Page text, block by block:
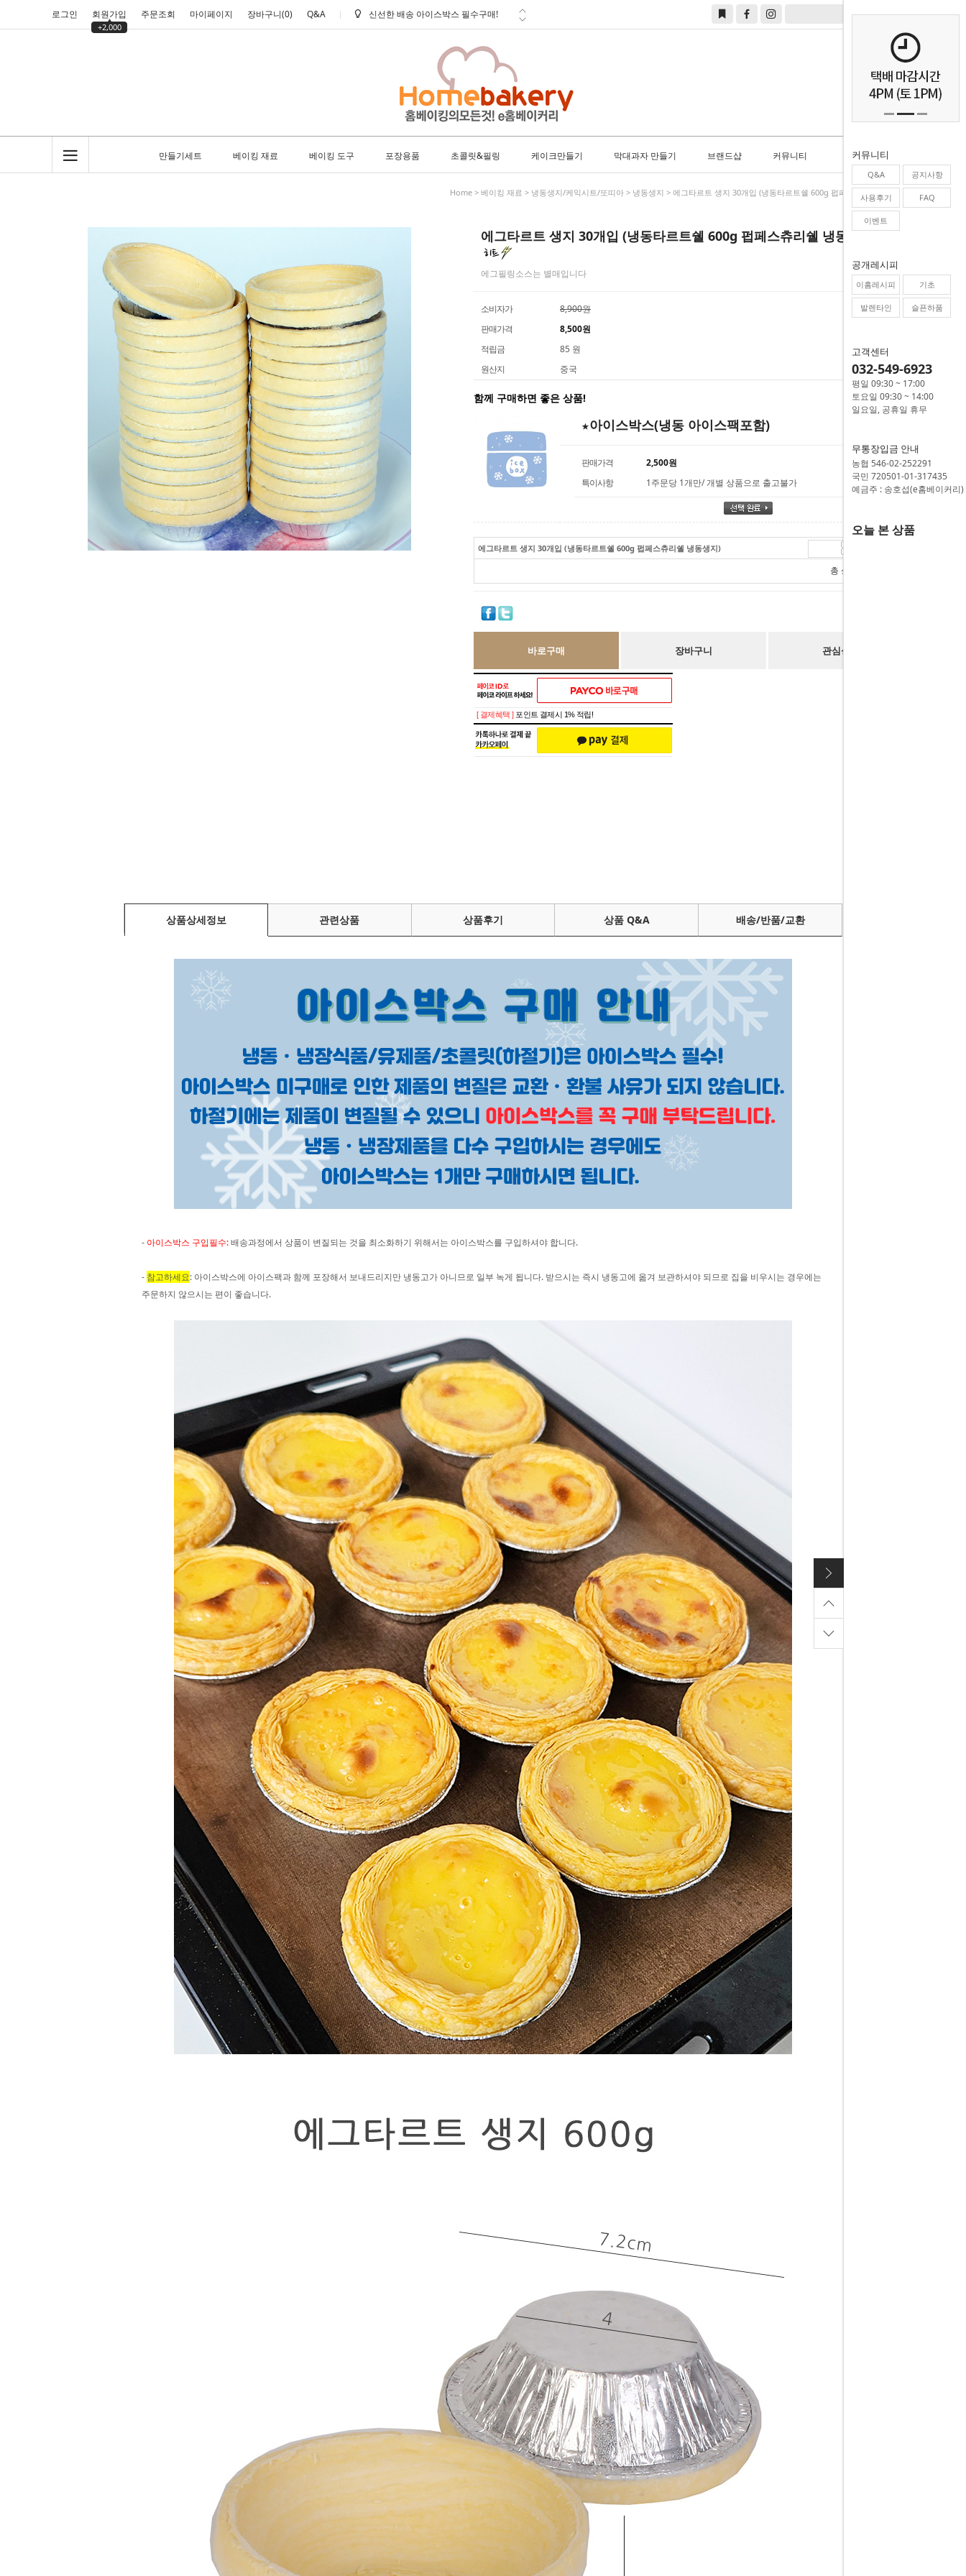
로그인 회원가입
+2,000
주문조회 마이페이지 장바구니(0) Q&A
학교 ㆍ 공공기관 후불 주문 안내
방문 수령 안내
배송 안내 (토요일에도 택배출고 및
사은품 안내
만들기세트 베이킹 재료 베이킹 도구 포장용품 초콜릿&필링 케이크만들기 막대과자 만들기 브랜드샵 커뮤니티 커뮤니티
Q&A 공지사항
사용후기 FAQ
이벤트
공개레시피
이홈레시피 기초
발렌타인 슬픈하품
고객센터
032-549-6923
평일 09:30 ~ 17:00
토요일 09:30 ~ 14:00
일요일, 공휴일 휴무
무통장입금 안내
농협 546-02-252291
국민 720501-01-317435
예금주 : 송호섭(e홈베이커리)
오늘 본 상품
Home > 베이킹 재료 > 냉동생지/케익시트/또띠아 > 냉동생지 > 에그타르트 생지 30개입 (냉동타르트쉘 600g 펍페스츄리쉘 냉동생지)
에그타르트 생지 30개입 (냉동타르트쉘 600g 펍페스츄리쉘 냉동생지)
에그필링소스는 별매입니다
소비자가
8,900원
판매가격
8,500원
적립금
85 원
원산지
중국
함께 구매하면 좋은 상품!
★아이스박스(냉동 아이스팩포함)
판매가격
2,500원
특이사항
1주문당 1개만/ 개별 상품으로 출고불가
에그타르트 생지 30개입 (냉동타르트쉘 600g 펍페스츄리쉘 냉동생지)
총 상품 금액
바로구매 장바구니 관심상품
코 라이프 하세요!
PAYCO 바로구매
[ 결제혜택 ] 포인트 결제시 1% 적립!
상품상세정보 관련상품 상품후기 상품 Q&A 배송/반품/교환
- 아이스박스 구입필수:배송과정에서 상품이 변질되는 것을 최소화하기 위해서는 아이스박스를 구입하셔야 합니다.
- 참고하세요: 아이스박스에 아이스팩과 함께 포장해서 보내드리지만 냉동고가 아니므로 일부 녹게 됩니다. 받으시는 즉시 냉동고에 옮겨 보관하셔야 되므로 집을 비우시는 경우에는
주문하지 않으시는 편이 좋습니다.